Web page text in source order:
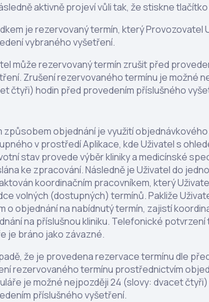
aktivně projeví vůli tak, že stiskne tlačítko
je rezervovaný termín, který Provozovatel
vybraného vyšetření.
může rezervovaný termín zrušit před
Zrušení rezervovaného termínu je možné
čtyři) hodin před provedením příslušného
způsobem objednání je využití
v prostředí Aplikace, kde Uživatel s
stav provede výběr kliniky a medicínské
ke zpracování. Následně je Uživatel do
koordinačním pracovníkem, který
volných (dostupných) termínů. Pakliže
o objednání na nabídnutý termín, zajistí
na příslušnou kliniku. Telefonické potvrzení
je bráno jako závazné.
že je provedena rezervace termínu dle
rezervovaného termínu prostřednictvím
je možné nejpozději 24 (slovy: dvacet
příslušného vyšetření.